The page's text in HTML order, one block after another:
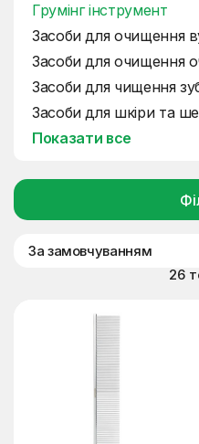
Грумінг інструмент
Засоби для очищення
Засоби для очищення
Засоби для чищення
Засоби для шкіри та
Показати все
За замовчуванням
26